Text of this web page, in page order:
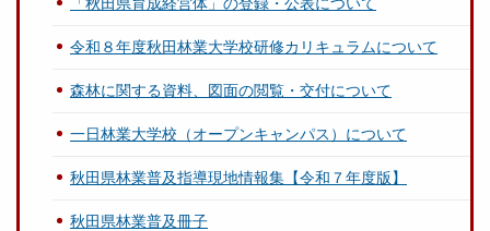
令和８年度秋田林業大学校研修カリキュラムについて
森林に関する資料、図面の閲覧・交付について
一日林業大学校（オープンキャンパス）について
秋田県林業普及指導現地情報集【令和７年度版】
秋田県林業普及冊子